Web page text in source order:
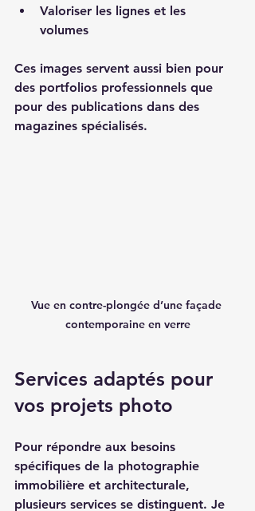
Valoriser les lignes et les
volumes
Ces images servent aussi bien pour
des portfolios professionnels que
pour des publications dans des
magazines spécialisés.
Vue en contre-plongée d’une façade
contemporaine en verre
Services adaptés pour
vos projets photo
Pour répondre aux besoins
spécifiques de la photographie
immobilière et architecturale,
plusieurs services se distinguent. Je